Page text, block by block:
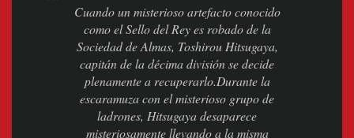
Cuando un misterioso artefacto conocido
como el Sello del Rey es robado de la
Sociedad de Almas, Toshirou Hitsugaya,
capitán de la décima división se decide
plenamente a recuperarlo.Durante la
escaramuza con el misterioso grupo de
ladrones, Hitsugaya desaparece
misteriosamente llevando a la misma